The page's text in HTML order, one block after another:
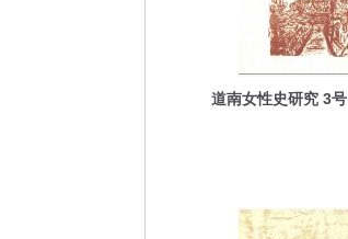
道南女性史研究 3号